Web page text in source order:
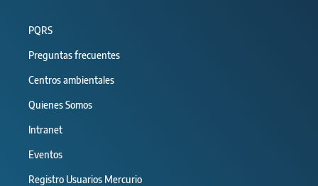
PQRS
Preguntas frecuentes
Centros ambientales
Quienes Somos
Intranet
Eventos
Registro Usuarios Mercurio